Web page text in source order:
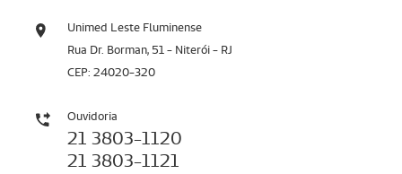
Unimed Leste Fluminense
Rua Dr. Borman, 51 - Niterói - RJ
CEP: 24020-320
Ouvidoria
21 3803-1120
21 3803-1121